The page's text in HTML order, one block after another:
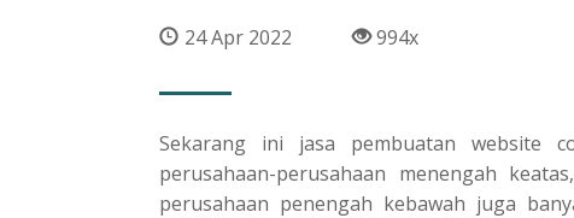
24 Apr 2022 994x
Sekarang ini jasa pembuatan website
perusahaan-perusahaan menengah
perusahaan penengah kebawah juga